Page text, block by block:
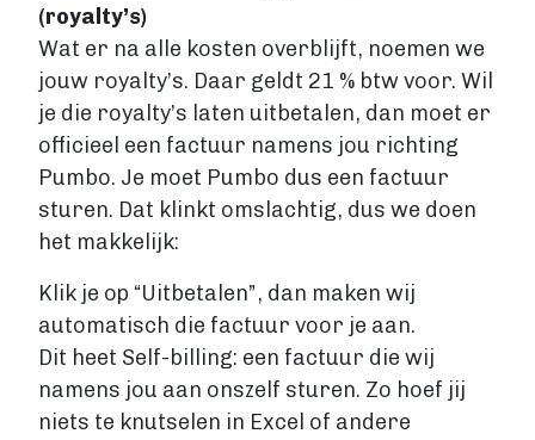
(royalty’s)
Wat er na alle kosten overblijft, noemen we
jouw royalty’s. Daar geldt 21 % btw voor. Wil
je die royalty’s laten uitbetalen, dan moet er
officieel een factuur namens jou richting
Pumbo. Je moet Pumbo dus een factuur
sturen. Dat klinkt omslachtig, dus we doen
het makkelijk:
Klik je op “Uitbetalen”, dan maken wij
automatisch die factuur voor je aan.
Dit heet Self-billing: een factuur die wij
namens jou aan onszelf sturen. Zo hoef jij
niets te knutselen in Excel of andere